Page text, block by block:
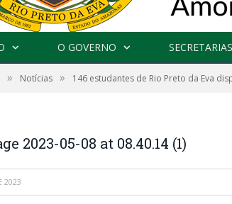
O GOVERNO SECRETARIAS
» Notícias » 146 estudantes de Rio Preto da Eva
2023-05-08 at 08.40.14 (1)
2023